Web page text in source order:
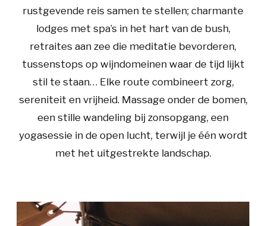
rustgevende reis samen te stellen; charmante
lodges met spa’s in het hart van de bush,
retraites aan zee die meditatie bevorderen,
tussenstops op wijndomeinen waar de tijd lijkt
stil te staan… Elke route combineert zorg,
sereniteit en vrijheid. Massage onder de bomen,
een stille wandeling bij zonsopgang, een
yogasessie in de open lucht, terwijl je één wordt
met het uitgestrekte landschap.